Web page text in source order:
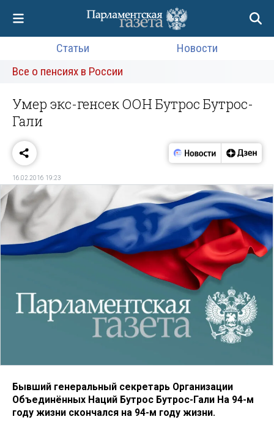
Статьи
Новости
Все о пенсиях в России
Умер экс-генсек ООН Бутрос Бутрос-
Гали
16.02.2016 19:23
Бывший генеральный секретарь Организации
Объединённых Наций Бутрос Бутрос-Гали На 94-м
году жизни скончался на 94-м году жизни.